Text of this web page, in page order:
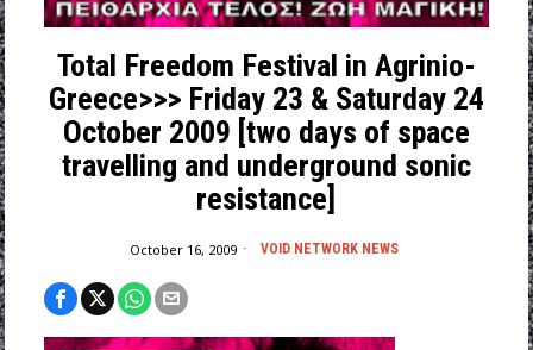
Total Freedom Festival in Agrinio-
Greece>>> Friday 23 & Saturday 24
October 2009 [two days of space
travelling and underground sonic
resistance]
October 16, 2009 VOID NETWORK NEWS